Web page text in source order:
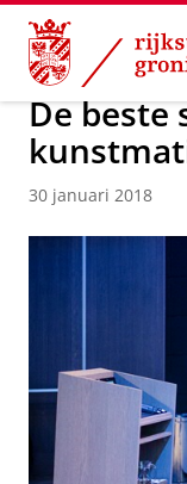
Skip
Content
Skip
Navigation
Bernoulli
De beste
30 januari 2018